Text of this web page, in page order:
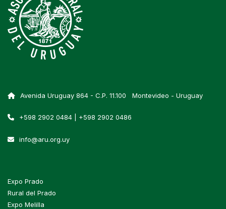
Avenida Uruguay 864 - C.P. 11.100 Montevideo - Uruguay
+598 2902 0484 | +598 2902 0486
info@aru.org.uy
Expo Prado
Rural del Prado
Expo Melilla